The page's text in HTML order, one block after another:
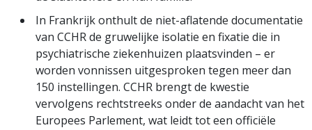
In Frankrijk onthult de niet-aflatende documentatie
van CCHR de gruwelijke isolatie en fixatie die in
psychiatrische ziekenhuizen plaatsvinden – er
worden vonnissen uitgesproken tegen meer dan
150 instellingen. CCHR brengt de kwestie
vervolgens rechtstreeks onder de aandacht van het
Europees Parlement, wat leidt tot een officiële